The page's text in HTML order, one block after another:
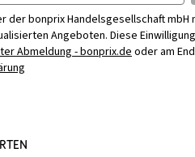
der bonprix Handelsgesellschaft mbH
Angeboten. Diese
Abmeldung - bonprix.deoder am